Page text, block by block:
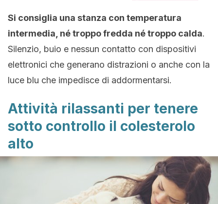
Si consiglia una stanza con temperatura
intermedia, né troppo fredda né troppo calda.
Silenzio, buio e nessun contatto con dispositivi
elettronici che generano distrazioni o anche con la
luce blu che impedisce di addormentarsi.
Attività rilassanti per tenere
sotto controllo il colesterolo
alto